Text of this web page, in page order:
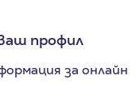
профил
за онлайн